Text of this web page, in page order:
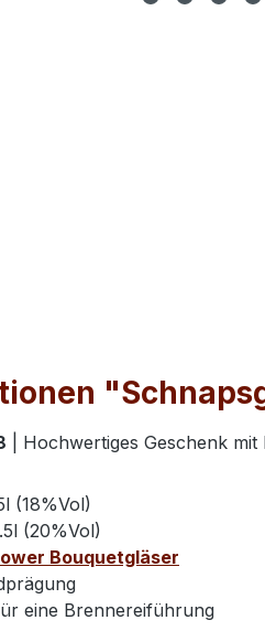
| Hochwertiges Geschenk
(18%Vol)
(20%Vol)
Bouquetgläser
eine Brennereiführung